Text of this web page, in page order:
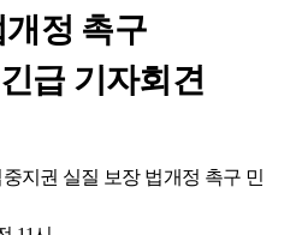
개정 촉구
급 기자회견
지권 실질 보장 법개정 촉구 민